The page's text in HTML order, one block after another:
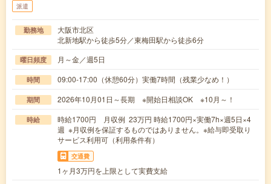
派遣
勤務地
大阪市北区
北新地駅から徒歩5分／東梅田駅から徒歩6分
曜日頻度 月～金／週5日
時間 09:00-17:00（休憩60分）実働7時間（残業少なめ！）
期間 2026年10月01日～長期 ※開始日相談OK ※10月～！
時給
時給1700円 月収例 23万円 時給1700円×実働7h×週5日×4
週 ※月収例を保証するものではありません。※給与即受取り
サービス利用可（利用条件有）
交通費
1ヶ月3万円を上限として実費支給